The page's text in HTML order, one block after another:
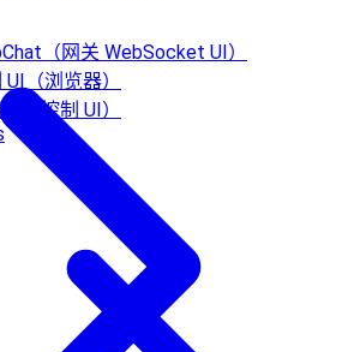
（网关 WebSocket UI）
（浏览器）
（控制 UI）